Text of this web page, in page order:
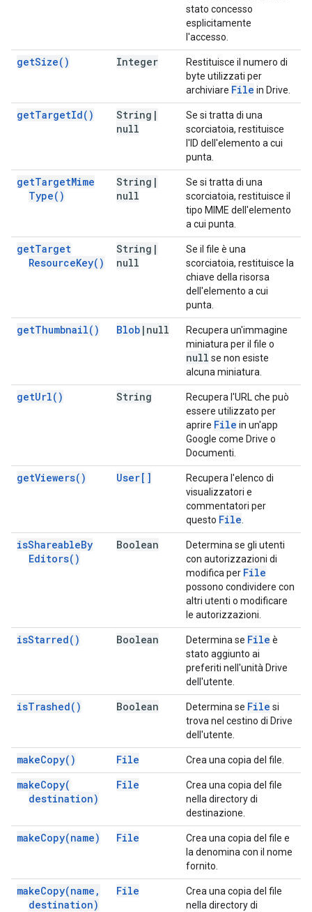
stato concesso
esplicitamente
l'accesso.
getSize( ) Integer
Restituisce il numero di
byte utilizzati per
archiviare File in Drive.
getTargetId( ) String |
null
Se si tratta di una
scorciatoia, restituisce
l'ID dell'elemento a cui
punta.
getTargetMime
Type( )
String |
null
Se si tratta di una
scorciatoia, restituisce il
tipo MIME dell'elemento
a cui punta.
getTarget
ResourceKey( )
String |
null
Se il file è una
scorciatoia, restituisce la
chiave della risorsa
dell'elemento a cui
punta.
getThumbnail( ) Blob | null
Recupera un'immagine
miniatura per il file o
null se non esiste
alcuna miniatura.
getUrl( ) String
Recupera l'URL che può
essere utilizzato per
aprire File in un'app
Google come Drive o
Documenti.
getViewers( ) User[]
Recupera l'elenco di
visualizzatori e
commentatori per
questo File
isShareableBy
Editors( )
Boolean
Determina se gli utenti
con autorizzazioni di
modifica per File
possono condividere con
altri utenti o modificare
le autorizzazioni.
isStarred( ) Boolean Determina se File è
stato aggiunto ai
preferiti nell'unità Drive
dell'utente.
isTrashed( ) Boolean Determina se File si
trova nel cestino di Drive
dell'utente.
makeCopy( ) File Crea una copia del file.
makeCopy(
destination)
File
Crea una copia del file
nella directory di
destinazione.
makeCopy(name) File
Crea una copia del file e
la denomina con il nome
fornito.
makeCopy(name ,
destination)
File
Crea una copia del file
nella directory di